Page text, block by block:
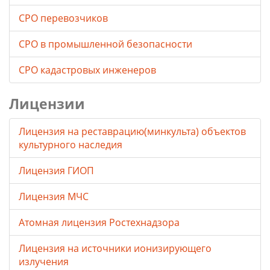
СРО перевозчиков
СРО в промышленной безопасности
СРО кадастровых инженеров
Лицензии
Лицензия на реставрацию(минкульта) объектов
культурного наследия
Лицензия ГИОП
Лицензия МЧС
Атомная лицензия Ростехнадзора
Лицензия на источники ионизирующего
излучения